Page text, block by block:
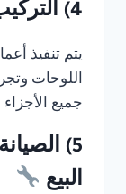
4) التركيب والبرمجة
يتم تنفيذ
اللوحات
جميع الأجزاء
5)
البيع